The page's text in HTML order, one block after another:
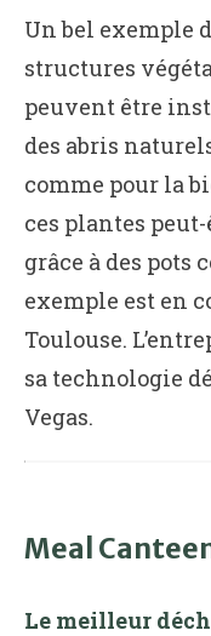
Un bel exemple
structures
peuvent être
des abris
comme pour la
ces plantes
grâce à des pots
exemple est en
Toulouse.
sa technologie
Vegas.
Meal
Le meilleur